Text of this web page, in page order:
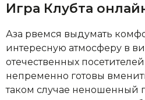
Игра Клубта
Аза рвемся выдумать
интересную атмосферу в
отечественных
непременно готовы
таком случае неношенный